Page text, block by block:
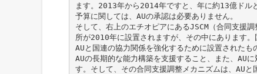
ます。2013年から2014年ですと、年に約13億ドル
予算に関しては、AUの承認は必要ありません。
そして、右上のエチオピアにあるJSCM（合同支援
所が2010年に設置されますが、その中にあります。
AUと国連の協力関係を強化するために設置されたも
AUの長期的な能力構築を支援すること、また、AU
す。そして、その合同支援調整メカニズムは、AU